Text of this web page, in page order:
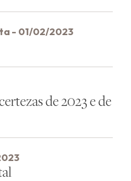
- 01/02/2023
de 2023 e de